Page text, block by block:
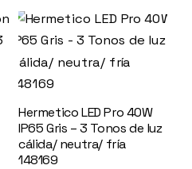
Hermetico LED Pro 40W
IP65 Gris – 3 Tonos de luz
cálida/ neutra/ fría
148169